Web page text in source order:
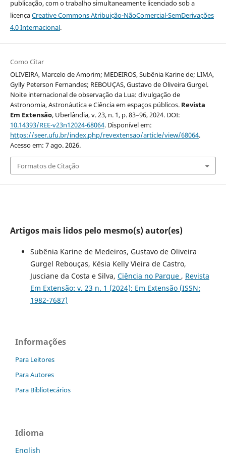
publicação, com o trabalho simultaneamente licenciado sob a
licençaCreative Commons Atribuição-NãoComercial-SemDerivações
4.0 Internacional.
Como Citar
OLIVEIRA, Marcelo de Amorim; MEDEIROS, Subênia Karine de; LIMA,
Gylly Peterson Fernandes; REBOUÇAS, Gustavo de Oliveira Gurgel.
Noite internacional de observação da Lua: divulgação de
Astronomia, Astronáutica e Ciência em espaços públicos. Revista
Em Extensão, Uberlândia, v. 23, n. 1, p. 83–96, 2024. DOI:
10.14393/REE-v23n12024-68064. Disponível em:
https://seer.ufu.br/index.php/revextensao/article/view/68064.
Acesso em: 7 ago. 2026.
Formatos de Citação
Artigos mais lidos pelo mesmo(s) autor(es)
Subênia Karine de Medeiros, Gustavo de Oliveira
Gurgel Rebouças, Késia Kelly Vieira de Castro,
Jusciane da Costa e Silva, Ciência no Parque , Revista
Em Extensão: v. 23 n. 1 (2024): Em Extensão (ISSN:
1982-7687)
Informações
Para Leitores
Para Autores
Para Bibliotecários
Idioma
English